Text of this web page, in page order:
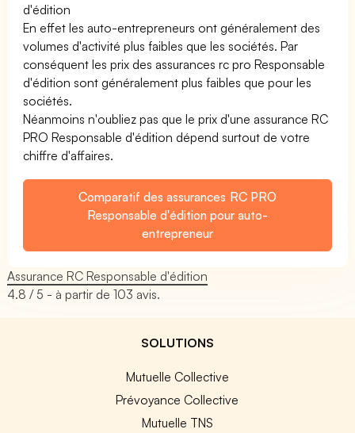
d'édition
En effet les auto-entrepreneurs ont généralement des
volumes d'activité plus faibles que les sociétés. Par
conséquent les prix des assurances rc pro Responsable
d'édition sont généralement plus faibles que pour les
sociétés.
Néanmoins n'oubliez pas que le prix d'une assurance RC
PRO Responsable d'édition dépend surtout de votre
chiffre d'affaires.
Comparatif des assurances RC PRO
Responsable d'édition pour auto-
entrepreneur
Assurance RC Responsable d'édition
4.8 / 5 - à partir de103 avis.
SOLUTIONS
Mutuelle Collective
Prévoyance Collective
Mutuelle TNS